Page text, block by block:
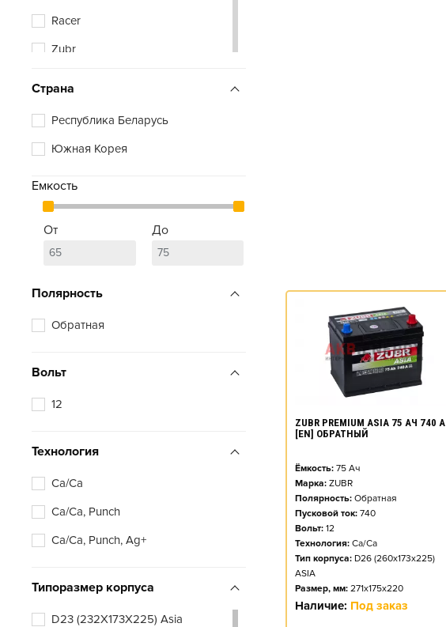
Racer
Zubr
Страна
Республика Беларусь
Южная Корея
Емкость
От До
Полярность
Обратная
Вольт
12
Технология
Ca/Ca
Ca/Ca, Punch
Ca/Ca, Punch, Ag+
Типоразмер корпуса
D23 (232X173X225) Asia
ZUBR PREMIUM ASIA 75 АЧ 740 А
[EN] ОБРАТНЫЙ
Ёмкость: 75 Ач
Марка: ZUBR
Полярность: Обратная
Пусковой ток: 740
Вольт: 12
Технология: Ca/Ca
Тип корпуса: D26 (260x173x225)
ASIA
Размер, мм: 271x175x220
Наличие: Под заказ